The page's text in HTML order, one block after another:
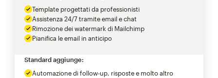
Template progettati da professionisti
Assistenza 24/7 tramite email e chat
Rimozione dei watermark di Mailchimp
Pianifica le email in anticipo
Standard aggiunge:
Automazione di follow-up, risposte e molto altro